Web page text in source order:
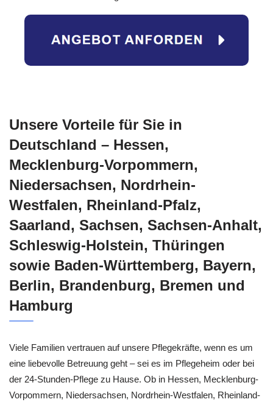
Unsere Vorteile für Sie in
Deutschland – Hessen,
Mecklenburg-Vorpommern,
Niedersachsen, Nordrhein-
Westfalen, Rheinland-Pfalz,
Saarland, Sachsen, Sachsen-Anhalt,
Schleswig-Holstein, Thüringen
sowie Baden-Württemberg, Bayern,
Berlin, Brandenburg, Bremen und
Hamburg
Viele Familien vertrauen auf unsere Pflegekräfte, wenn es um
eine liebevolle Betreuung geht – sei es im Pflegeheim oder bei
der 24-Stunden-Pflege zu Hause. Ob in Hessen, Mecklenburg-
Vorpommern, Niedersachsen, Nordrhein-Westfalen, Rheinland-